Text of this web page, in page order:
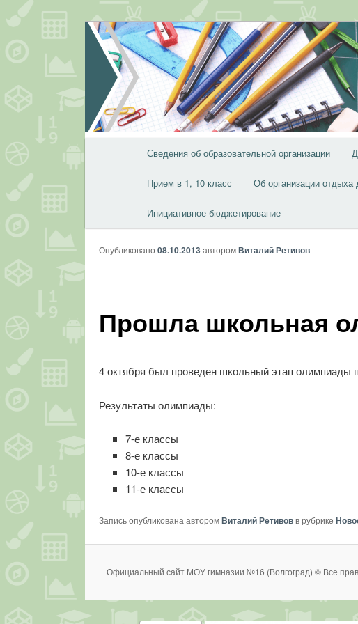
Перейти
к
основному
содержимому
Сведения об образовательной организации
Прием в 1, 10 класс Об организации отдыха
Инициативное бюджетирование
Прошла школьная
Опубликовано 08.10.2013 авторомВиталий Ретивов
4 октября был проведен школьный этап олимпиады
Результаты олимпиады:
7-е классы
8-е классы
10-е классы
11-е классы
Запись опубликована авторомВиталий Ретивовв рубрике
Официальный сайт МОУ гимназии №16 (Волгоград) © Все